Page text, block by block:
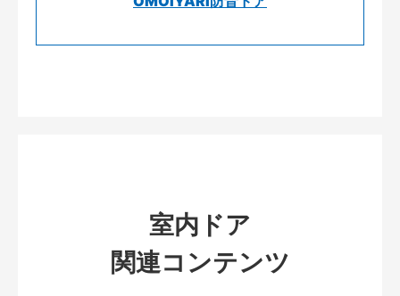
室内ドア
関連コンテンツ